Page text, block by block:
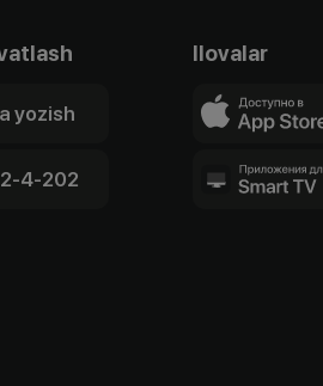
yozish
4-202
Ilovalar